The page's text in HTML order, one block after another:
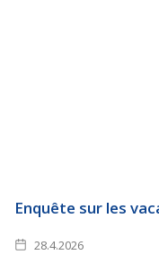
Enquête sur les
28.4.2026